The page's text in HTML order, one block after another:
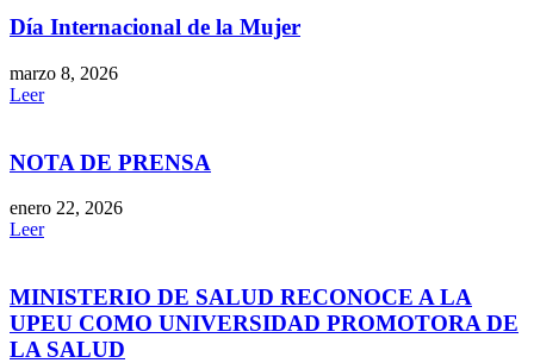
Día Internacional de la Mujer
marzo 8, 2026
Leer
NOTA DE PRENSA
enero 22, 2026
Leer
MINISTERIO DE SALUD RECONOCE A LA
UPEU COMO UNIVERSIDAD PROMOTORA DE
LA SALUD